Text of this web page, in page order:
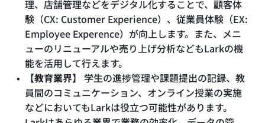
理、店舗管理などをデジタル化することで、顧客体
験（CX: Customer Experience）、従業員体験（EX:
Employee Experence）が向上します。また、メニ
ューのリニューアルや売り上げ分析などもLarkの機
能を活用して行えます。
【教育業界】
学生の進捗管理や課題提出の記録、教
員間のコミュニケーション、オンライン授業の実施
などにおいてもLarkは役立つ可能性があります。